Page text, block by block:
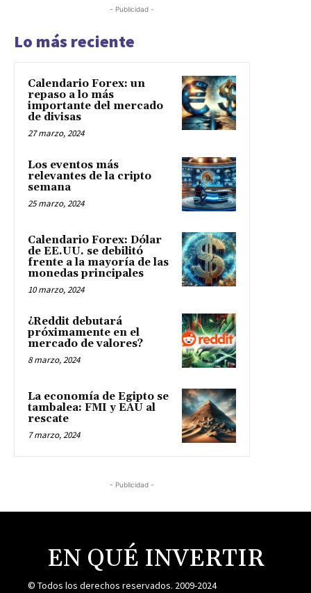
- Publicidad -
Lo más reciente
Calendario Forex: un
repaso a lo más
importante del mercado
de divisas
27 marzo, 2024
Los eventos más
relevantes de la cripto
semana
25 marzo, 2024
Calendario Forex: Dólar
de EE.UU. se debilitó
frente a la mayoría de las
monedas principales
10 marzo, 2024
¿Reddit debutará
próximamente en el
mercado de valores?
8 marzo, 2024
La economía de Egipto se
tambalea: FMI y EAU al
rescate
7 marzo, 2024
- Publicidad -
EN QUÉ INVERTIR
© Todos los derechos reservados. 2009-2024